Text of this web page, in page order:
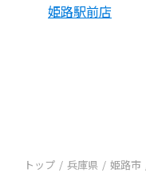
姫路駅前店
トップ 兵庫県 姫路市